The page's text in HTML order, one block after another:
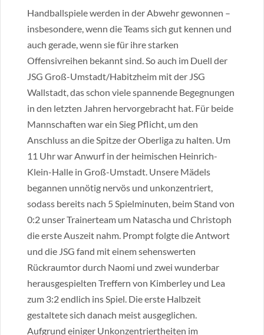
Handballspiele werden in der Abwehr gewonnen –
insbesondere, wenn die Teams sich gut kennen und
auch gerade, wenn sie für ihre starken
Offensivreihen bekannt sind. So auch im Duell der
JSG Groß-Umstadt/Habitzheim mit der JSG
Wallstadt, das schon viele spannende Begegnungen
in den letzten Jahren hervorgebracht hat. Für beide
Mannschaften war ein Sieg Pflicht, um den
Anschluss an die Spitze der Oberliga zu halten. Um
11 Uhr war Anwurf in der heimischen Heinrich-
Klein-Halle in Groß-Umstadt. Unsere Mädels
begannen unnötig nervös und unkonzentriert,
sodass bereits nach 5 Spielminuten, beim Stand von
0:2 unser Trainerteam um Natascha und Christoph
die erste Auszeit nahm. Prompt folgte die Antwort
und die JSG fand mit einem sehenswerten
Rückraumtor durch Naomi und zwei wunderbar
herausgespielten Treffern von Kimberley und Lea
zum 3:2 endlich ins Spiel. Die erste Halbzeit
gestaltete sich danach meist ausgeglichen.
Aufgrund einiger Unkonzentriertheiten im